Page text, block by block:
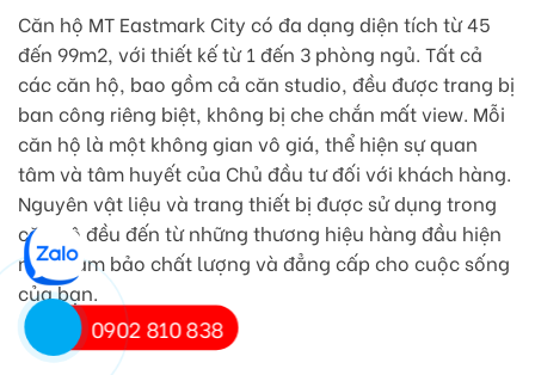
Căn hộ MT Eastmark City có đa dạng diện tích từ 45
đến 99m2, với thiết kế từ 1 đến 3 phòng ngủ. Tất cả
các căn hộ, bao gồm cả căn studio, đều được trang bị
ban công riêng biệt, không bị che chắn mất view. Mỗi
căn hộ là một không gian vô giá, thể hiện sự quan
tâm và tâm huyết của Chủ đầu tư đối với khách hàng.
Nguyên vật liệu và trang thiết bị được sử dụng trong
căn hộ đều đến từ những thương hiệu hàng đầu hiện
nay, đảm bảo chất lượng và đẳng cấp cho cuộc sống
của bạn.
0902 810 838